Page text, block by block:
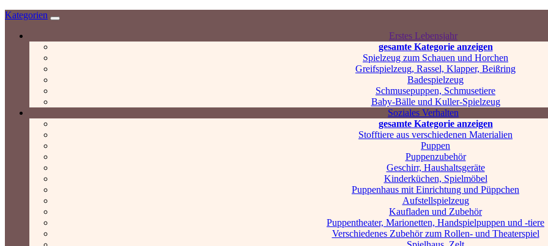
Kategorien
Erstes Lebensjahr
gesamte Kategorie anzeigen
Spielzeug zum Schauen und Horchen
Greifspielzeug, Rassel, Klapper, Beißring
Badespielzeug
Schmusepuppen, Schmusetiere
Baby-Bälle und Kuller-Spielzeug
Soziales Verhalten
gesamte Kategorie anzeigen
Stofftiere aus verschiedenen Materialien
Puppen
Puppenzubehör
Geschirr, Haushaltsgeräte
Kinderküchen, Spielmöbel
Puppenhaus mit Einrichtung und Püppchen
Aufstellspielzeug
Kaufladen und Zubehör
Puppentheater, Marionetten, Handspielpuppen und -tiere
Verschiedenes Zubehör zum Rollen- und Theaterspiel